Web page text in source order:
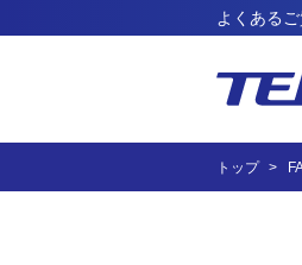
よくある
トップ